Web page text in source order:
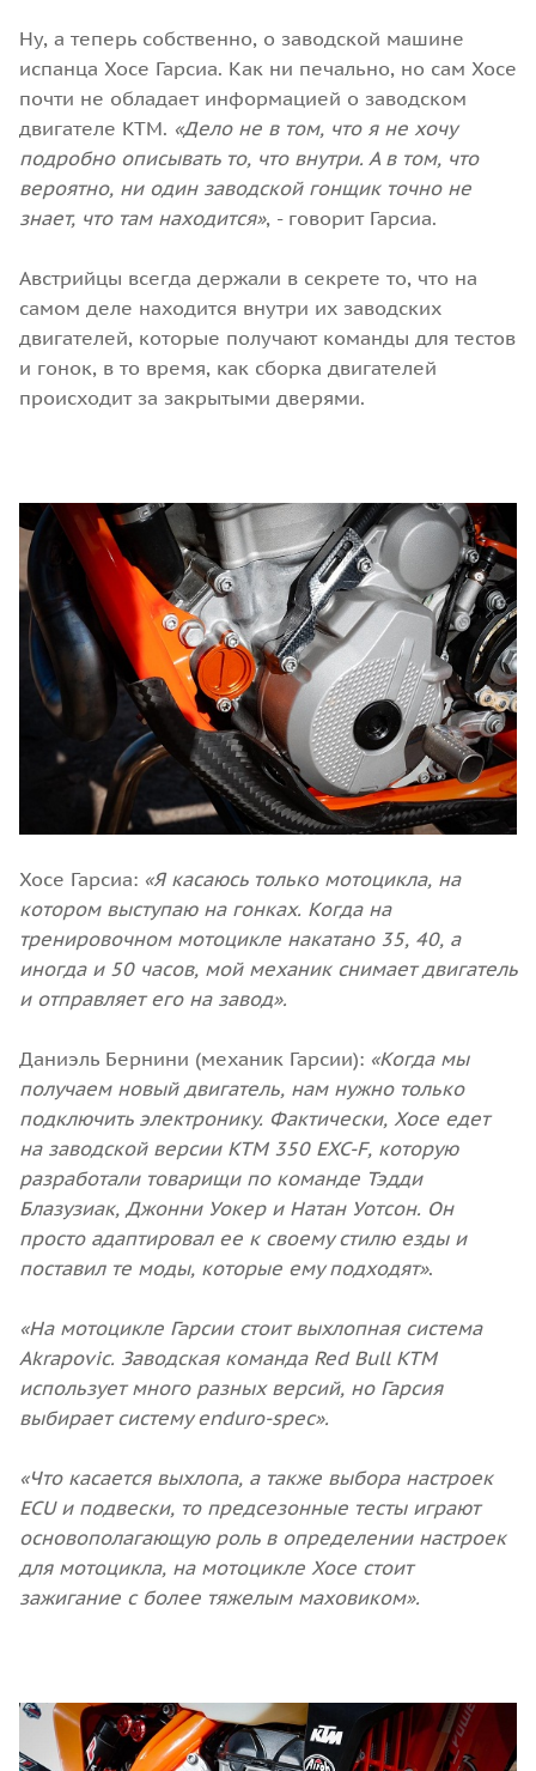
Ну, а теперь собственно, о заводской машине
испанца Хосе Гарсиа. Как ни печально, но сам Хосе
почти не обладает информацией о заводском
двигателе KTM. «Дело не в том, что я не хочу
подробно описывать то, что внутри. А в том, что
вероятно, ни один заводской гонщик точно не
знает, что там находится», - говорит Гарсиа.
Австрийцы всегда держали в секрете то, что на
самом деле находится внутри их заводских
двигателей, которые получают команды для тестов
и гонок, в то время, как сборка двигателей
происходит за закрытыми дверями.
Хосе Гарсиа: «Я касаюсь только мотоцикла, на
котором выступаю на гонках. Когда на
тренировочном мотоцикле накатано 35, 40, а
иногда и 50 часов, мой механик снимает двигатель
и отправляет его на завод».
Даниэль Бернини (механик Гарсии): «Когда мы
получаем новый двигатель, нам нужно только
подключить электронику. Фактически, Хосе едет
на заводской версии KTM 350 EXC-F, которую
разработали товарищи по команде Тэдди
Блазузиак, Джонни Уокер и Натан Уотсон. Он
просто адаптировал ее к своему стилю езды и
поставил те моды, которые ему подходят».
«На мотоцикле Гарсии стоит выхлопная система
Akrapovic. Заводская команда Red Bull KTM
использует много разных версий, но Гарсия
выбирает систему enduro-spec».
«Что касается выхлопа, а также выбора настроек
ECU и подвески, то предсезонные тесты играют
основополагающую роль в определении настроек
для мотоцикла, на мотоцикле Хосе стоит
зажигание с более тяжелым маховиком».